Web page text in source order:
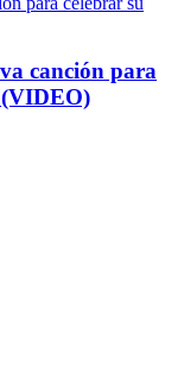
canción para
(VIDEO)